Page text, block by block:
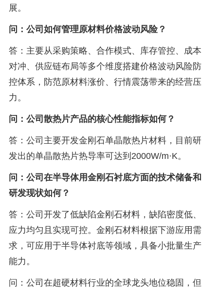
展。
问：公司如何管理原材料价格波动风险？
答：主要从采购策略、合作模式、库存管控、成本
对冲、供应链布局等多个维度搭建价格波动风险防
控体系，防范原材料涨价、行情震荡带来的经营压
力。
问：公司散热片产品的核心性能指标如何？
答：公司主要开发金刚石单晶散热片材料，目前研
发出的单晶散热片热导率可达到2000W/m·K。
问：公司在半导体用金刚石衬底方面的技术储备和
研发现状如何？
答：公司开发了低缺陷金刚石材料，缺陷密度低、
应力均匀且实现可控。金刚石材料根据下游应用需
求，可应用于半导体衬底等领域，具备小批量生产
能力。
问：公司在超硬材料行业的全球龙头地位稳固，但